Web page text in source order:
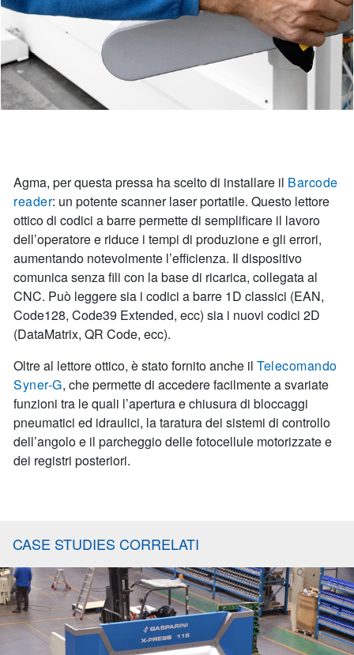
Agma, per questa pressa ha scelto di installare il Barcode
reader: un potente scanner laser portatile. Questo lettore
ottico di codici a barre permette di semplificare il lavoro
dell’operatore e riduce i tempi di produzione e gli errori,
aumentando notevolmente l’efficienza. Il dispositivo
comunica senza fili con la base di ricarica, collegata al
CNC. Può leggere sia i codici a barre 1D classici (EAN,
Code128, Code39 Extended, ecc) sia i nuovi codici 2D
(DataMatrix, QR Code, ecc).
Oltre al lettore ottico, è stato fornito anche il Telecomando
Syner-G, che permette di accedere facilmente a svariate
funzioni tra le quali l’apertura e chiusura di bloccaggi
pneumatici ed idraulici, la taratura dei sistemi di controllo
dell’angolo e il parcheggio delle fotocellule motorizzate e
dei registri posteriori.
CASE STUDIES CORRELATI